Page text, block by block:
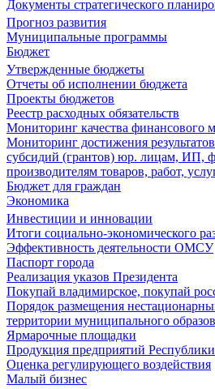
Документы стратегического
Прогноз развития
Муниципальные программы
Бюджет
Утвержденные бюджеты
Отчеты об исполнении бюджета
Проекты бюджетов
Реестр расходных обязательств
Мониторинг качества финансового
Мониторинг достижения
субсидий (грантов) юр. лицам, ИП,
производителям товаров, работ,
Бюджет для граждан
Экономика
Инвестиции и инновации
Итоги социально-экономического
Эффективность деятельности ОМСУ
Паспорт города
Реализация указов Президента
Покупай владимирское, покупай
Порядок размещения
территории муниципального
Ярмарочные площадки
Продукция предприятий
Оценка регулирующего воздействия
Малый бизнес